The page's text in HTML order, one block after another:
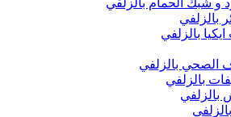
شبك الحمام بالزلفي
بالزلفي
بالزلفي
بالزلفي
بالزلفي